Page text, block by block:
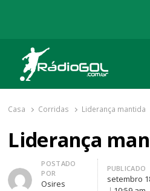
Rádio Gol
Há mais de 20 anos com as melhores
Casa Corridas Liderança mantida
Liderança
Autor
POSTADO
POR
Osires
PUBLICADO
setembro